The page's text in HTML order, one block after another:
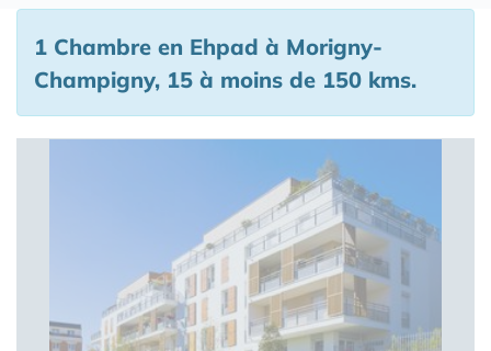
1 Chambre en Ehpad à Morigny-
Champigny, 15 à moins de 150 kms.